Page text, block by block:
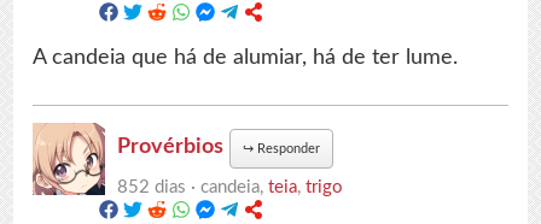
A candeia que há de alumiar, há de ter lume.
Provérbios ↪ Responder
852 dias ·candeia,teia,trigo